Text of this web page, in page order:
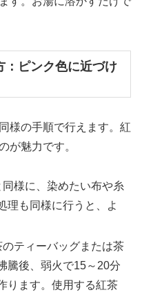
：ピンク色に近づけ
様の手順で行えます。紅
が魅力です。
様に、染めたい布や糸
理も同様に行うと、よ
ティーバッグまたは茶
騰後、弱火で15～20分
ります。使用する紅茶